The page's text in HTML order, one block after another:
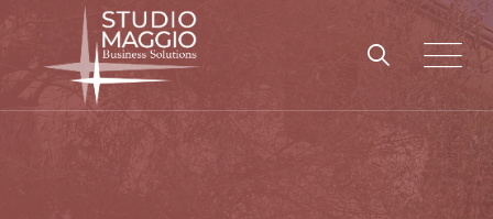
content